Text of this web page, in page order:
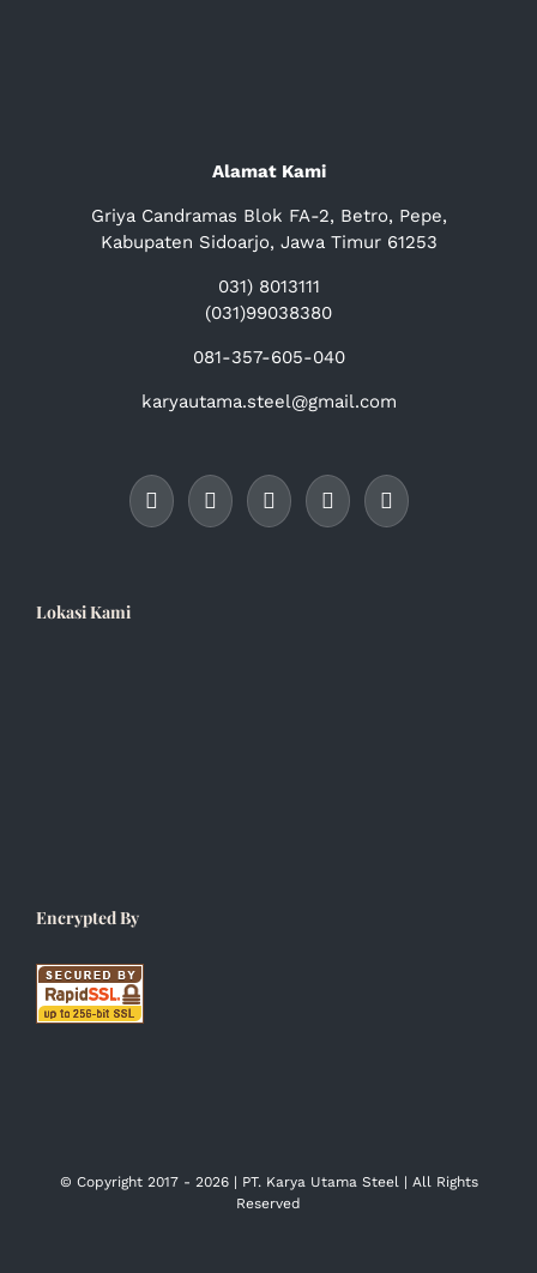
Alamat Kami
Griya Candramas Blok FA-2, Betro, Pepe,
Kabupaten Sidoarjo, Jawa Timur 61253
031) 8013111
(031)99038380
081-357-605-040
karyautama.steel@gmail.com
Lokasi Kami
Encrypted By
© Copyright 2017 - 2026 | PT. Karya Utama Steel | All Rights
Reserved